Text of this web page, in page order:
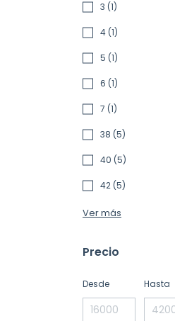
3 (1)
4 (1)
5 (1)
6 (1)
7 (1)
38 (5)
40 (5)
42 (5)
Ver más
Precio
Desde Hasta